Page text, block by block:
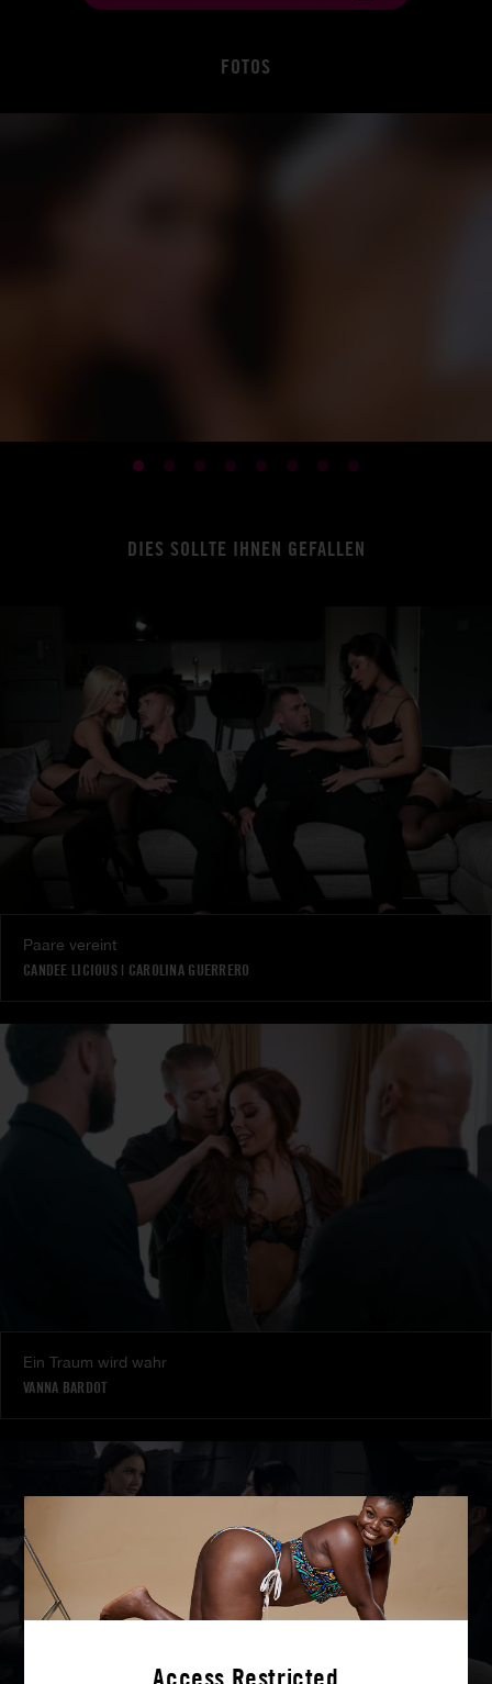
FOTOS
DIES SOLLTE IHNEN GEFALLEN
Paare vereint
CANDEE LICIOUS| CAROLINA GUERRERO
Ein Traum wird wahr
VANNA BARDOT